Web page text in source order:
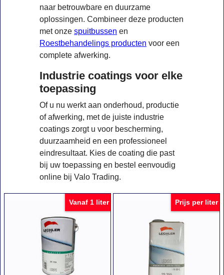
naar betrouwbare en duurzame
oplossingen. Combineer deze producten
met onze spuitbussen en
Roestbehandelings producten voor een
complete afwerking.
Industrie coatings voor elke
toepassing
Of u nu werkt aan onderhoud, productie
of afwerking, met de juiste industrie
coatings zorgt u voor bescherming,
duurzaamheid en een professioneel
eindresultaat. Kies de coating die past
bij uw toepassing en bestel eenvoudig
online bij Valo Trading.
Vanaf 1 liter Prijs per liter